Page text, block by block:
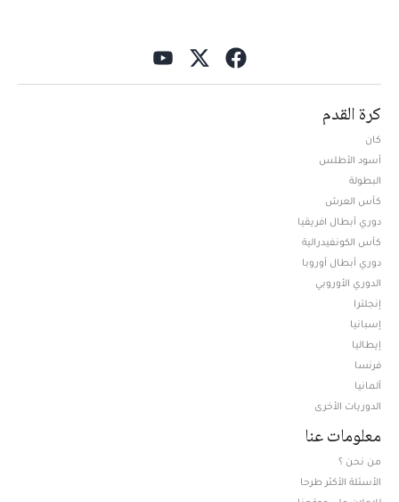
كرة القدم
كان
أسود الأطلس
البطولة
كأس العرش
دوري أبطال افريقيا
كأس الكونفيدرالية
دوري أبطال أوروبا
الدوري الأوروبي
إنجلترا
إسبانيا
إيطاليا
فرنسا
ألمانيا
الدوريات الأخرى
معلومات عنا
من نحن ؟
الأسئلة الأكثر طرحا